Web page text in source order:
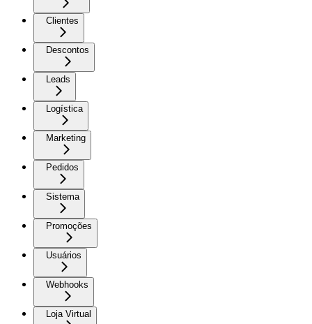
Clientes
Descontos
Leads
Logística
Marketing
Pedidos
Sistema
Promoções
Usuários
Webhooks
Loja Virtual